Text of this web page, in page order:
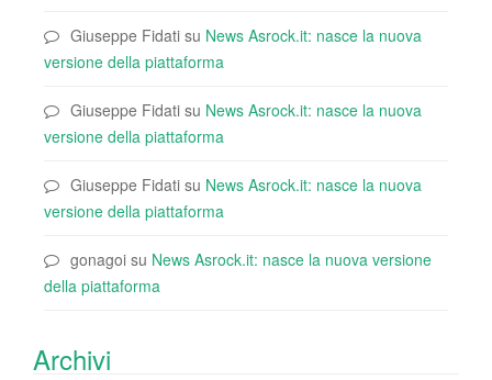
Giuseppe Fidati su News Asrock.it: nasce la nuova
versione della piattaforma
Giuseppe Fidati su News Asrock.it: nasce la nuova
versione della piattaforma
Giuseppe Fidati su News Asrock.it: nasce la nuova
versione della piattaforma
gonagoi su News Asrock.it: nasce la nuova versione
della piattaforma
Archivi